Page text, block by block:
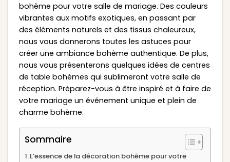
bohème pour votre salle de mariage. Des couleurs
vibrantes aux motifs exotiques, en passant par
des éléments naturels et des tissus chaleureux,
nous vous donnerons toutes les astuces pour
créer une ambiance bohème authentique. De plus,
nous vous présenterons quelques idées de centres
de table bohèmes qui sublimeront votre salle de
réception. Préparez-vous à être inspiré et à faire de
votre mariage un événement unique et plein de
charme bohème.
Sommaire
L’essence de la décoration bohème pour votre